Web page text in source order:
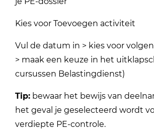
Kies voor Toevoegen activiteit
Vul de datum in > kies voor
> maak een keuze in het
cursussen Belastingdienst)
Tip: bewaar het bewijs van
het geval je geselecteerd wordt
verdiepte PE-controle.